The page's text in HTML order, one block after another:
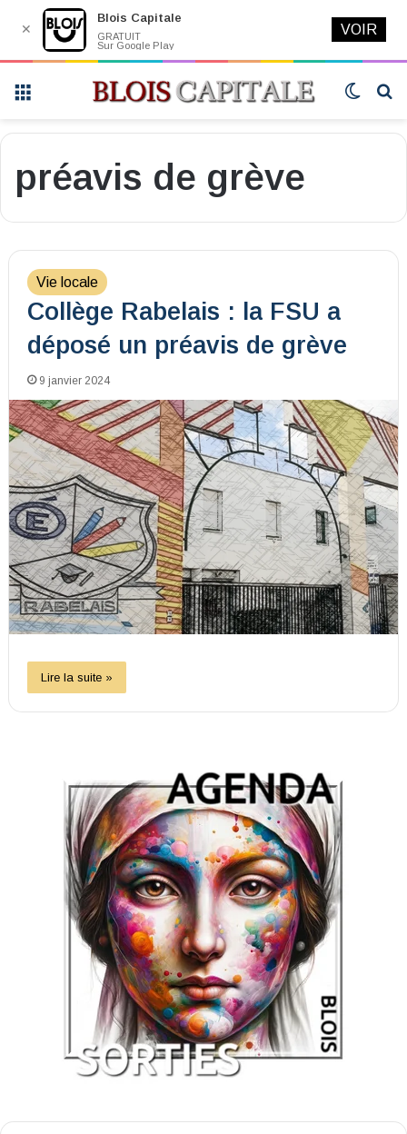
Switch
préavis de grève
Vie locale
Collège Rabelais : la FSU a
déposé un préavis de grève
9 janvier 2024
Lire la suite »
✕
Blois Capitale
GRATUIT
Sur Google Play
VOIR